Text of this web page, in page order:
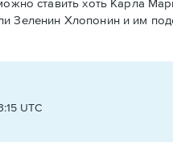
ставить хоть Карла
Зеленин Хлопонин и им
UTC